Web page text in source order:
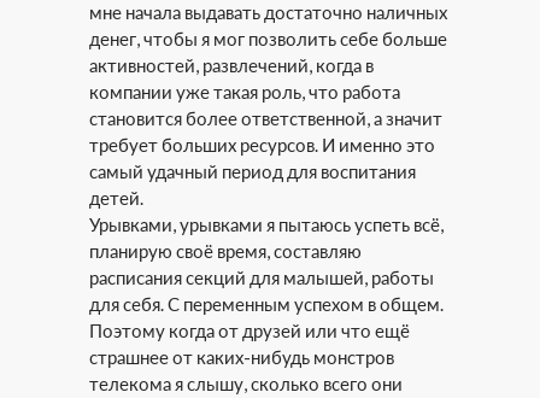
мне начала выдавать достаточно наличных
денег, чтобы я мог позволить себе больше
активностей, развлечений, когда в
компании уже такая роль, что работа
становится более ответственной, а значит
требует больших ресурсов. И именно это
самый удачный период для воспитания
детей.
Урывками, урывками я пытаюсь успеть всё,
планирую своё время, составляю
расписания секций для малышей, работы
для себя. С переменным успехом в общем.
Поэтому когда от друзей или что ещё
страшнее от каких-нибудь монстров
телекома я слышу, сколько всего они